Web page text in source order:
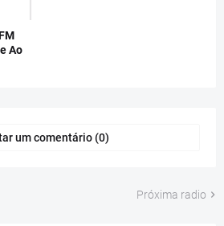
Ao
um comentário (0)
Próxima radio